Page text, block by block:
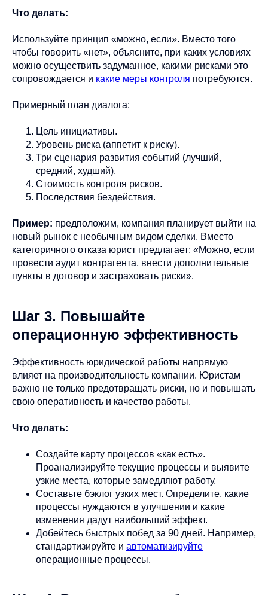
Что делать:
Используйте принцип «можно, если». Вместо того
чтобы говорить «нет», объясните, при каких условиях
можно осуществить задуманное, какими рисками это
сопровождается и какие меры контроля потребуются.
Примерный план диалога:
Цель инициативы.
Уровень риска (аппетит к риску).
Три сценария развития событий (лучший,
средний, худший).
Стоимость контроля рисков.
Последствия бездействия.
Пример: предположим, компания планирует выйти на
новый рынок с необычным видом сделки. Вместо
категоричного отказа юрист предлагает: «Можно, если
провести аудит контрагента, внести дополнительные
пункты в договор и застраховать риски».
Шаг 3. Повышайте
операционную эффективность
Эффективность юридической работы напрямую
влияет на производительность компании. Юристам
важно не только предотвращать риски, но и повышать
свою оперативность и качество работы.
Что делать:
Создайте карту процессов «как есть».
Проанализируйте текущие процессы и выявите
узкие места, которые замедляют работу.
Составьте бэклог узких мест. Определите, какие
процессы нуждаются в улучшении и какие
изменения дадут наибольший эффект.
Добейтесь быстрых побед за 90 дней. Например,
стандартизируйте и автоматизируйте
операционные процессы.